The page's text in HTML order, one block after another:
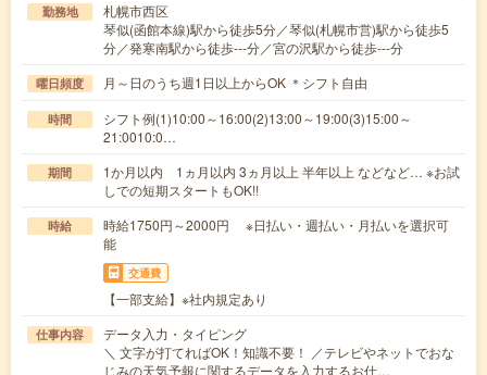
勤務地
札幌市西区
琴似(函館本線)駅から徒歩5分／琴似(札幌市営)駅から徒歩5
分／発寒南駅から徒歩---分／宮の沢駅から徒歩---分
曜日頻度 月～日のうち週1日以上からOK ＊シフト自由
時間
シフト例(1)10:00～16:00(2)13:00～19:00(3)15:00～
21:0010:0…
期間
1か月以内 1ヵ月以内 3ヵ月以上 半年以上 などなど… ※お試
しでの短期スタートもOK!!
時給
時給1750円～2000円 ※日払い・週払い・月払いを選択可
能
交通費
【一部支給】※社内規定あり
仕事内容
データ入力・タイピング
＼ 文字が打てればOK！知識不要！ ／テレビやネットでおな
じみの天気予報に関するデータを入力するお仕…